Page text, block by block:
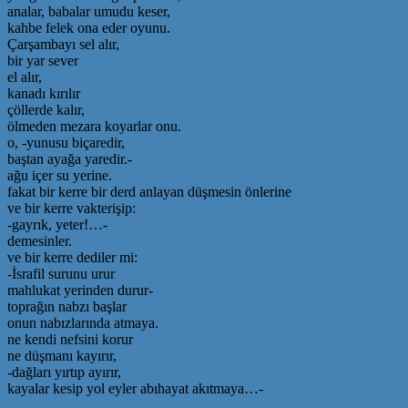
analar, babalar umudu keser,
kahbe felek ona eder oyunu.
Çarşambayı sel alır,
bir yar sever
el alır,
kanadı kırılır
çöllerde kalır,
ölmeden mezara koyarlar onu.
o, -yunusu biçaredir,
baştan ayağa yaredir.-
ağu içer su yerine.
fakat bir kerre bir derd anlayan düşmesin önlerine
ve bir kerre vakterişip:
-gayrık, yeter!…-
demesinler.
ve bir kerre dediler mi:
-İsrafil surunu urur
mahlukat yerinden durur-
toprağın nabzı başlar
onun nabızlarında atmaya.
ne kendi nefsini korur
ne düşmanı kayırır,
-dağları yırtıp ayırır,
kayalar kesip yol eyler abıhayat akıtmaya…-